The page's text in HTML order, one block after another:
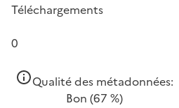
Téléchargements
0
Qualité des métadonnées:
Bon (67 %)